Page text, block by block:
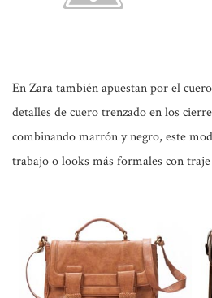
En Zara también apuestan por el
detalles de cuero trenzado en los
combinando marrón y negro, este
trabajo o looks más formales con